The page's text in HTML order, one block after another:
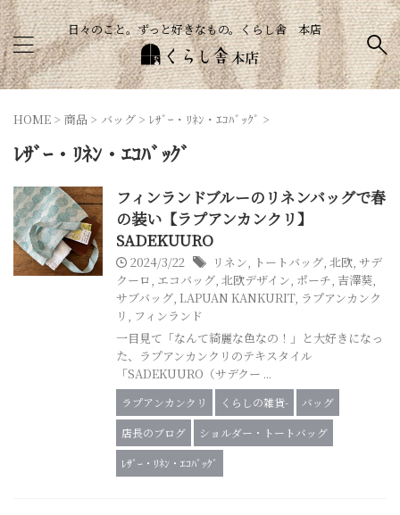
日々のこと。ずっと好きなもの。くらし舎 本店
HOME > 商品 > バッグ > ﾚｻﾞｰ・ﾘﾈﾝ・ｴｺﾊﾞｯｸﾞ >
ﾚｻﾞｰ・ﾘﾈﾝ・ｴｺﾊﾞｯｸﾞ
フィンランドブルーのリネンバッグで春
の装い【ラプアンカンクリ】
SADEKUURO
2024/3/22 リネン, トートバッグ, 北欧, サデ
クーロ, エコバッグ, 北欧デザイン, ポーチ, 吉澤葵,
サブバッグ, LAPUAN KANKURIT, ラプアンカンク
リ , フィンランド
一目見て「なんて綺麗な色なの！」と大好きになっ
た、ラプアンカンクリのテキスタイル
「SADEKUURO（サデクー ...
ラプアンカンクリ くらしの雑貨-
バッグ
店長のブログ
ショルダー・トートバッグ
ﾚｻﾞｰ・ﾘﾈﾝ・ｴｺﾊﾞｯｸﾞ